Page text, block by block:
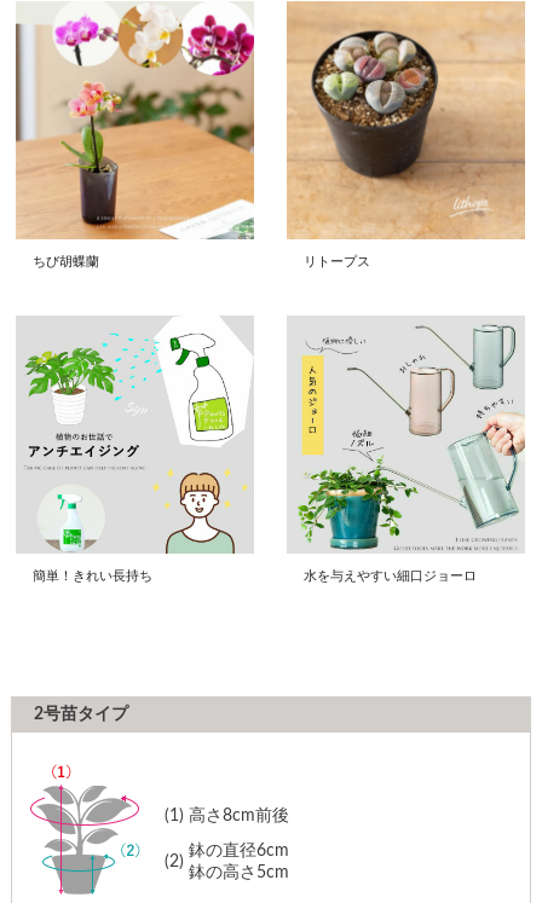
ちび胡蝶蘭 リトープス
簡単！きれい長持ち 水を与えやすい細口ジョーロ
2号苗タイプ
(1) 高さ8cm前後
(2)
鉢の直径6cm
鉢の高さ5cm